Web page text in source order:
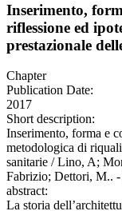
Inserimento,
riflessione ed
prestazionale
Chapter
Publication Date:
2017
Short description:
Inserimento, forma e
metodologica di
sanitarie / Lino, A;
Fabrizio; Dettori, M..
abstract:
La storia